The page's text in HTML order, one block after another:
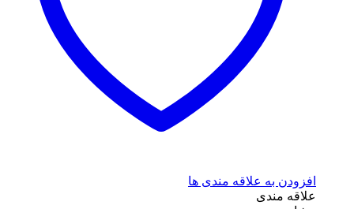
افزودن به علاقه مندی ها
علاقه مندی